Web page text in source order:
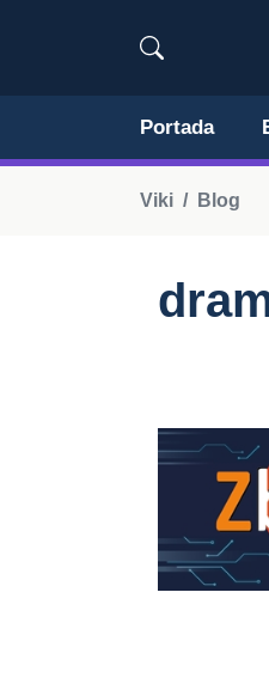
Portada
Viki Blog